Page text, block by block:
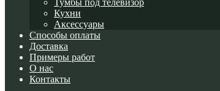
Тумбы под телевизор
Кухни
Аксессуары
Способы оплаты
Доставка
Примеры работ
О нас
Контакты